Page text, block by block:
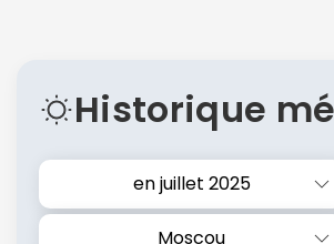
Historique
en juillet 2025
Moscou